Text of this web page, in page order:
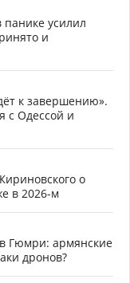
панике усилил
и
к завершению».
с Одессой и
о
в 2026-м
Гюмри: армянские
дронов?